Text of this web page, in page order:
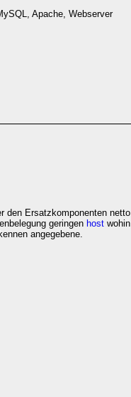
Apache, Webserver
den Ersatzkomponenten
geringen host
angegebene.